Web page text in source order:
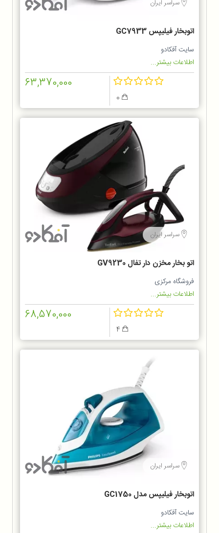
سراسر ایران
اتوبخار فیلیپس GC7933
سایت آفکادو
اطلاعات بیشتر...
63,370,000
سراسر ایران
اتو بخار مخزن دار تفال GV9230
فروشگاه مرکزی
اطلاعات بیشتر...
68,570,000
سراسر ایران
اتوبخار فیلیپس مدل GC1750
سایت آفکادو
اطلاعات بیشتر...